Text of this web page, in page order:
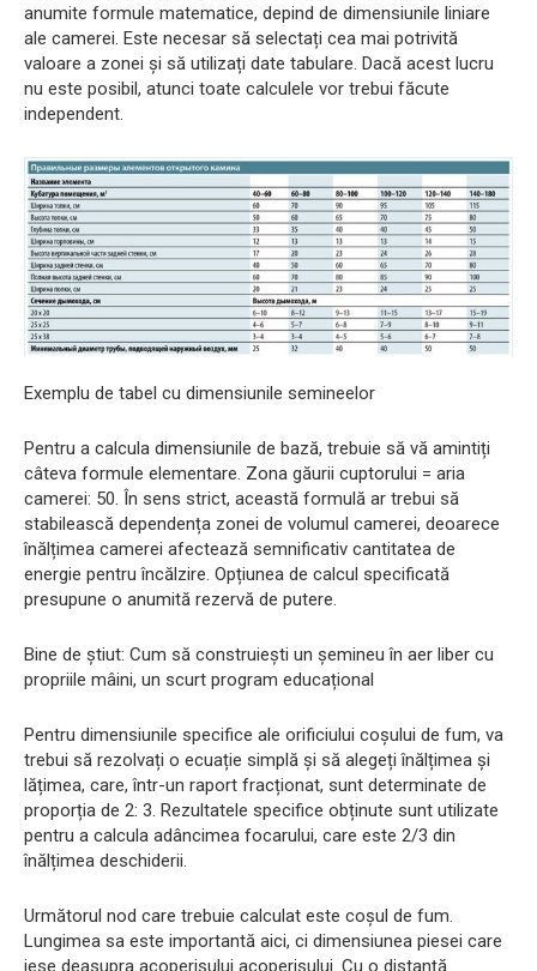
anumite formule matematice, depind de dimensiunile liniare
ale camerei. Este necesar să selectați cea mai potrivită
valoare a zonei și să utilizați date tabulare. Dacă acest lucru
nu este posibil, atunci toate calculele vor trebui făcute
independent.
Exemplu de tabel cu dimensiunile semineelor
Pentru a calcula dimensiunile de bază, trebuie să vă amintiți
câteva formule elementare. Zona găurii cuptorului = aria
camerei: 50. În sens strict, această formulă ar trebui să
stabilească dependența zonei de volumul camerei, deoarece
înălțimea camerei afectează semnificativ cantitatea de
energie pentru încălzire. Opțiunea de calcul specificată
presupune o anumită rezervă de putere.
Bine de știut: Cum să construiești un șemineu în aer liber cu
propriile mâini, un scurt program educațional
Pentru dimensiunile specifice ale orificiului coșului de fum, va
trebui să rezolvați o ecuație simplă și să alegeți înălțimea și
lățimea, care, într-un raport fracționat, sunt determinate de
proporția de 2: 3. Rezultatele specifice obținute sunt utilizate
pentru a calcula adâncimea focarului, care este 2/3 din
înălțimea deschiderii.
Următorul nod care trebuie calculat este coșul de fum.
Lungimea sa este importantă aici, ci dimensiunea piesei care
iese deasupra acoperișului acoperișului. Cu o distanță